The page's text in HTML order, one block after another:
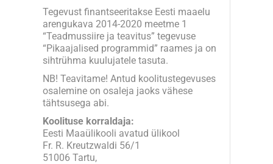
Tegevust finantseeritakse Eesti maaelu
arengukava 2014-2020 meetme 1
“Teadmussiire ja teavitus” tegevuse
“Pikaajalised programmid” raames ja on
sihtrühma kuulujatele tasuta.
NB! Teavitame! Antud koolitustegevuses
osalemine on osaleja jaoks vähese
tähtsusega abi.
Koolituse korraldaja:
Eesti Maaülikooli avatud ülikool
Fr. R. Kreutzwaldi 56/1
51006 Tartu,